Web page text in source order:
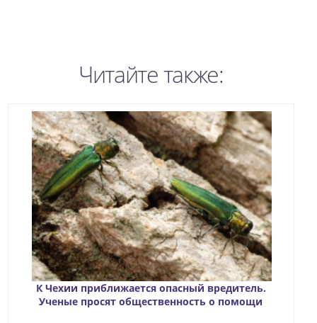
Читайте также:
К Чехии приближается опасный вредитель.
Ученые просят общественность о помощи